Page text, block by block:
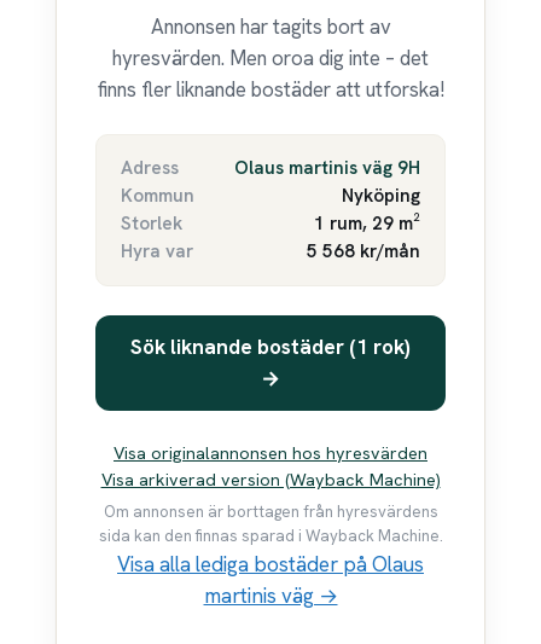
Annonsen har tagits bort av
hyresvärden. Men oroa dig inte – det
finns fler liknande bostäder att utforska!
Adress
Olaus martinis väg 9H
Kommun
Nyköping
Storlek
1 rum, 29 m²
Hyra var
5 568 kr/mån
Sök liknande bostäder (1 rok)
→
Visa originalannonsen hos hyresvärden
Visa arkiverad version (Wayback Machine)
Om annonsen är borttagen från hyresvärdens
sida kan den finnas sparad i Wayback Machine.
Visa alla lediga bostäder på Olaus
martinis väg →